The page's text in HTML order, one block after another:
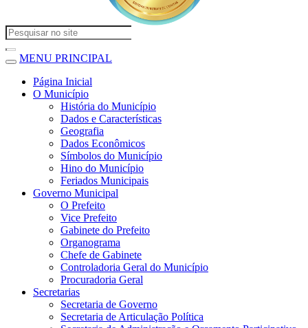
MENU PRINCIPAL
Página Inicial
O Município
História do Município
Dados e Características
Geografia
Dados Econômicos
Símbolos do Município
Hino do Município
Feriados Municipais
Governo Municipal
O Prefeito
Vice Prefeito
Gabinete do Prefeito
Organograma
Chefe de Gabinete
Controladoria Geral do Município
Procuradoria Geral
Secretarias
Secretaria de Governo
Secretaria de Articulação Política